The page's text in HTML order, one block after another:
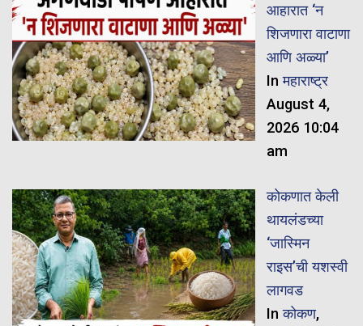
आहारात ‘न
शिजणारा वाटाणा
आणि अळ्या’
Inमहाराष्ट्र
August 4,
2026 10:04
am
कोकणात केली
थायलंडच्या
‘जास्मिन
राइस’ची यशस्वी
लागवड
Inकोकण,